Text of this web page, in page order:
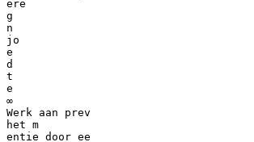
ere
g
n
jo
e
d
t
e
∞
Werk aan prev
het m
entie door ee